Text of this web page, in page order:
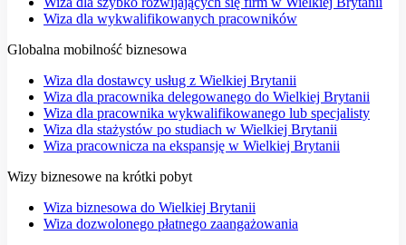
Wiza dla wykwalifikowanych pracowników
Globalna mobilność biznesowa
Wiza dla dostawcy usług z Wielkiej Brytanii
Wiza dla pracownika delegowanego do Wielkiej Brytanii
Wiza dla pracownika wykwalifikowanego lub specjalisty
Wiza dla stażystów po studiach w Wielkiej Brytanii
Wiza pracownicza na ekspansję w Wielkiej Brytanii
Wizy biznesowe na krótki pobyt
Wiza biznesowa do Wielkiej Brytanii
Wiza dozwolonego płatnego zaangażowania